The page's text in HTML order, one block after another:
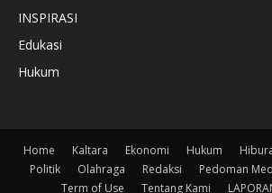
INSPIRASI
Edukasi
Hukum
Home Kaltara Ekonomi Hukum
Politik
Olahraga Redaksi Pedoman
Term of Use
Tentang Kami